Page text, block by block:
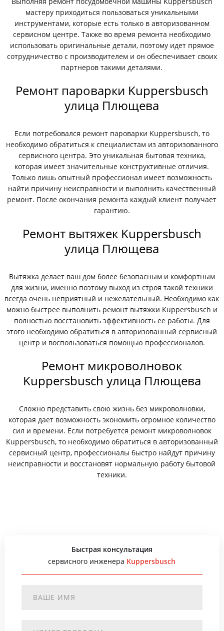
мастеру приходиться пользоваться уникальными
инструментами, которые есть только в авторизованном
сервисном центре. Также во время ремонта необходимо
использовать оригинальные детали, поэтому идет прямое
сотрудничество с производителем и он обеспечивает своих
партнеров такими деталями.
Ремонт пароварки Kuppersbusch
улица Плющева
Если потребовался ремонт пароварки Kuppersbusch, то
необходимо обратиться к специалистам из авторизованного
сервисного центра. Это уникальная бытовая техника,
которая имеет значительные конструктивные отличия.
Только лишь опытный профессионал имеет возможность
найти причину неисправности и выполнить качественный
ремонт. После окончания ремонта каждый клиент получает
гарантию.
Ремонт вытяжек Kuppersbusch
улица Плющева
Вытяжка делает ваш дом более безопасным и комфортным
для жизни, именно поэтому выход из строя такой техники
всегда очень неприятный и нежелательный. Необходимо как
можно быстрее выполнить ремонт вытяжки Kuppersbusch и
полностью восстановить эффективность ее работы. Для
этого необходимо обратиться в авторизованный сервисный
центр и воспользоваться помощью профессионалов.
Ремонт микроволновок
Kuppersbusch улица Плющева
Сложно представить свою жизнь без микроволновки,
которая дает возможность экономить огромное количество
сил и времени. Если потребуется ремонт микроволновок
Kuppersbusch, то необходимо обратиться в авторизованный
сервисный центр, профессионалы быстро найдут причину
неисправности и восстановят нормальную работу бытовой
техники.
Быстрая консультация
сервисного инженера Kuppersbusch